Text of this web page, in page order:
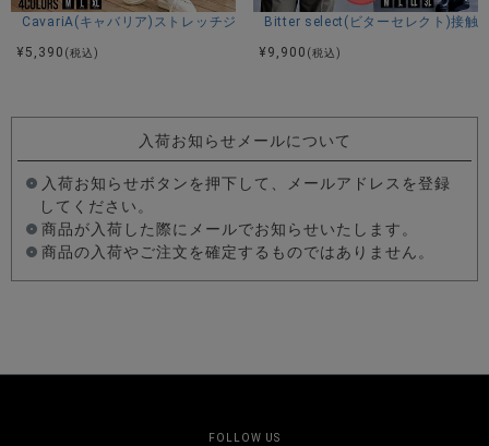
CavariA(キャバリア)ストレッチジョッパーパンツ/全4色
¥ 5,390 (税込)
Bitter select(ビターセレクト)接触
¥ 9,900 (税込)
入荷お知らせメールについて
入荷お知らせボタンを押下して、メールアドレスを登録
してください。
商品が入荷した際にメールでお知らせいたします。
商品の入荷やご注文を確定するものではありません。
FOLLOW US